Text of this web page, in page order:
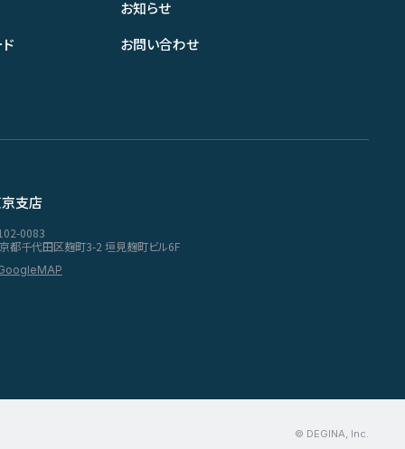
お知らせ
お問い合わせ
支店
0083
都千代田区麹町3-2 垣見麹町ビル6F
© DEGINA, Inc.